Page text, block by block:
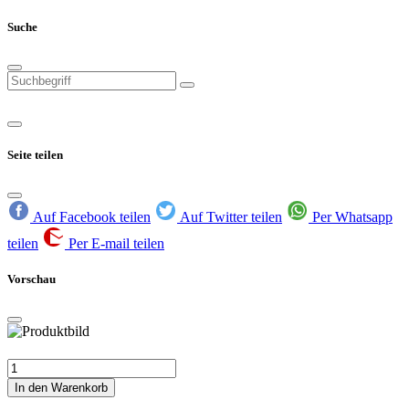
Suche
Seite teilen
Auf Facebook teilen Auf Twitter teilen
Per Whatsapp
teilen
Per E-mail teilen
Vorschau
In den Warenkorb